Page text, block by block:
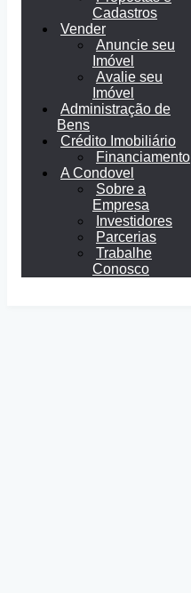
Cadastros
Vender
Anuncie seu
Imóvel
Avalie seu
Imóvel
Administração de
Bens
Crédito Imobiliário
Financiamento
A Condovel
Sobre a
Empresa
Investidores
Parcerias
Trabalhe
Conosco